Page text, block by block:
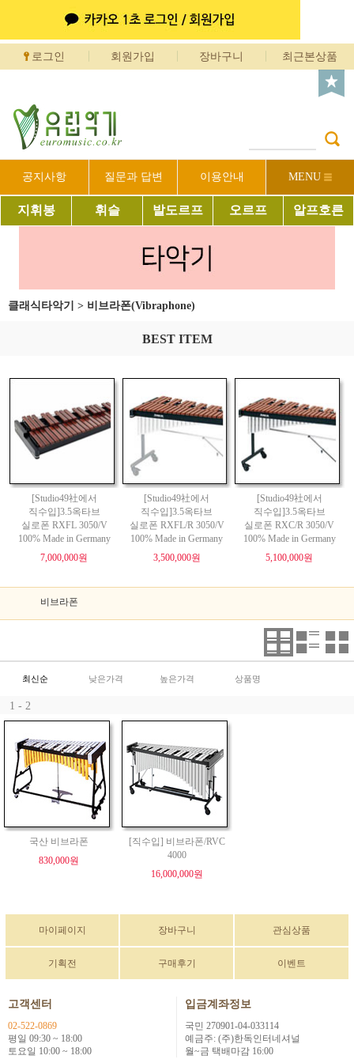
로그인 회원가입 장바구니 최근본상품
공지사항 질문과 답변 이용안내 MENU
지휘봉 휘슬 발도르프 오르프 알프호른
클래식타악기 > 비브라폰(Vibraphone)
BEST ITEM
[Studio49社에서
직수입]3.5옥타브
실로폰 RXFL 3050/V
100% Made in Germany
7,000,000원
[Studio49社에서
직수입]3.5옥타브
실로폰 RXFL/R 3050/V
100% Made in Germany
3,500,000원
[Studio49社에서
직수입]3.5옥타브
실로폰 RXC/R 3050/V
100% Made in Germany
5,100,000원
비브라폰
최신순 낮은가격 높은가격 상품명
1 - 2
국산 비브라폰
830,000원
[직수입] 비브라폰/RVC
4000
16,000,000원
마이페이지 장바구니 관심상품
기획전 구매후기 이벤트
고객센터
02-522-0869
평일 09:30 ~ 18:00
토요일 10:00 ~ 18:00
입금계좌정보
국민 270901-04-033114
예금주: (주)한독인터네셔널
월~금 택배마감 16:00